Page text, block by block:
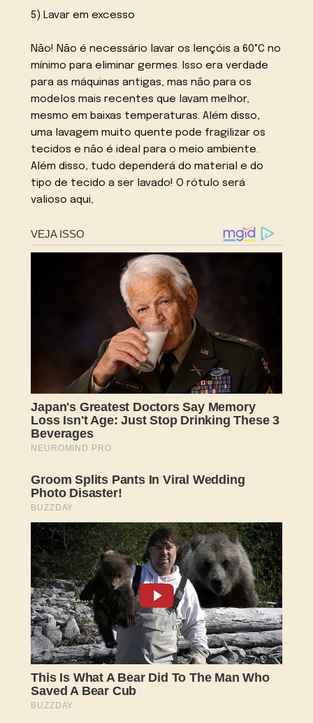
5) Lavar em excesso
Não! Não é necessário lavar os lençóis a 60°C no
mínimo para eliminar germes. Isso era verdade
para as máquinas antigas, mas não para os
modelos mais recentes que lavam melhor,
mesmo em baixas temperaturas. Além disso,
uma lavagem muito quente pode fragilizar os
tecidos e não é ideal para o meio ambiente.
Além disso, tudo dependerá do material e do
tipo de tecido a ser lavado! O rótulo será
valioso aqui,